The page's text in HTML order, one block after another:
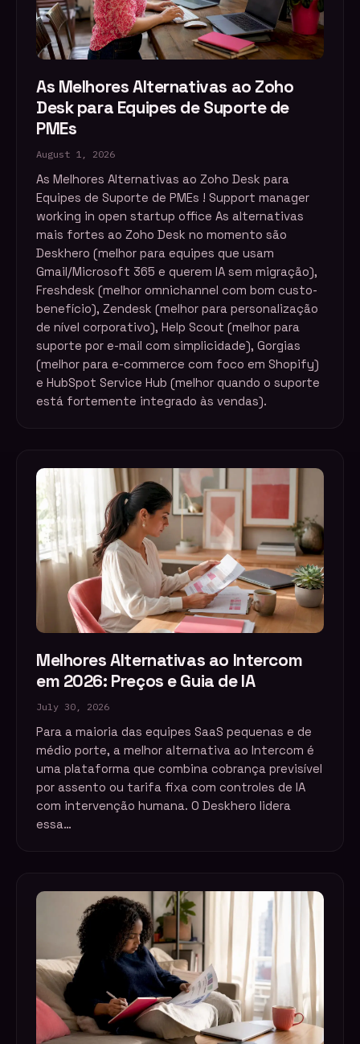
As Melhores Alternativas ao Zoho
Desk para Equipes de Suporte de
PMEs
August 1, 2026
As Melhores Alternativas ao Zoho Desk para
Equipes de Suporte de PMEs ! Support manager
working in open startup office As alternativas
mais fortes ao Zoho Desk no momento são
Deskhero (melhor para equipes que usam
Gmail/Microsoft 365 e querem IA sem migração),
Freshdesk (melhor omnichannel com bom custo-
benefício), Zendesk (melhor para personalização
de nível corporativo), Help Scout (melhor para
suporte por e-mail com simplicidade), Gorgias
(melhor para e-commerce com foco em Shopify)
e HubSpot Service Hub (melhor quando o suporte
está fortemente integrado às vendas).
Melhores Alternativas ao Intercom
em 2026: Preços e Guia de IA
July 30, 2026
Para a maioria das equipes SaaS pequenas e de
médio porte, a melhor alternativa ao Intercom é
uma plataforma que combina cobrança previsível
por assento ou tarifa fixa com controles de IA
com intervenção humana. O Deskhero lidera
essa…